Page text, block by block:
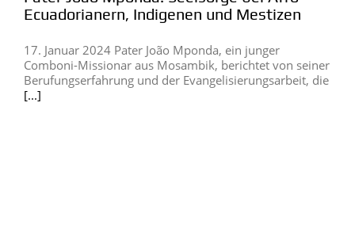
Ecuadorianern, Indigenen und Mestizen
17. Januar 2024 Pater João Mponda, ein junger
Comboni-Missionar aus Mosambik, berichtet von seiner
Berufungserfahrung und der Evangelisierungsarbeit, die
[...]